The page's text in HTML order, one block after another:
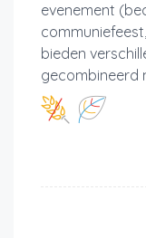
evenement
bieden
gecombineerd